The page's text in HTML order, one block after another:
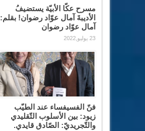
مسرح عكّا الأبيّة يستضيفُ
الأديبةَ آمال عوّاد رضوان! بقلم:
آمال عوّاد رضوان
23 يوليو,2022
فنّ الفسيفساء عند الطيّب
زيود: بين الأسلوب التّقليدي
والتّجريديّ: الصّادق قايدي.